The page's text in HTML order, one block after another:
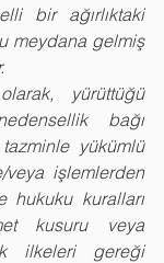
bir ağırlıktaki
meydana gelmiş
yürüttüğü
bağı
yükümlü
işlemlerden
hukuku kuralları
kusuru veya
ilkeleri gereği